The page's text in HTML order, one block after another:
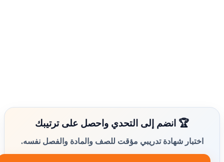
🏆 انضم إلى التحدي واحصل على ترتيبك
اختبار شهادة تدريبي مؤقت للصف والمادة والفصل نفسه.